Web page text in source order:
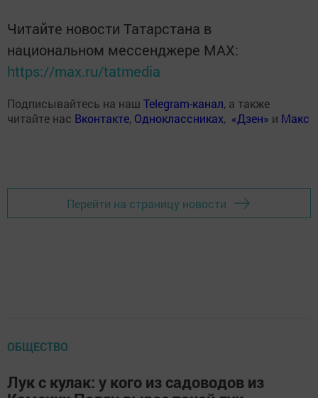
Читайте новости Татарстана в
национальном мессенджере MАХ:
https://max.ru/tatmedia
Подписывайтесь на наш Telegram-канал, а также
читайте нас Вконтакте, Одноклассниках, «Дзен» и Макс
Перейти на страницу новости
ОБЩЕСТВО
Лук с кулак: у кого из садоводов из